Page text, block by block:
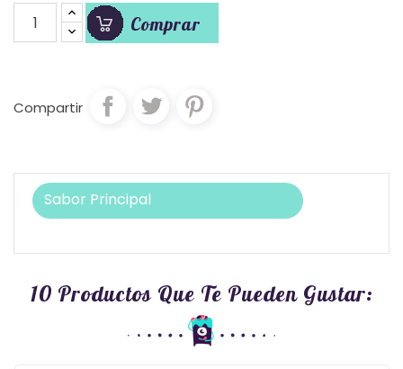
Comprar
Compartir
Sabor Principal
10 Productos Que Te Pueden Gustar: